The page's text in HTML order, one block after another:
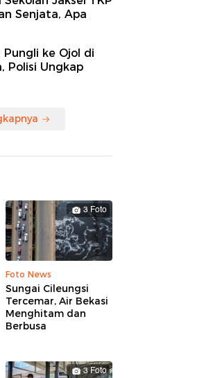
Senjata, Apa
Pungli ke Ojol di
Polisi Ungkap
3 Foto
Foto News
Sungai Cileungsi
Tercemar, Air Bekasi
Menghitam dan
Berbusa
3 Foto